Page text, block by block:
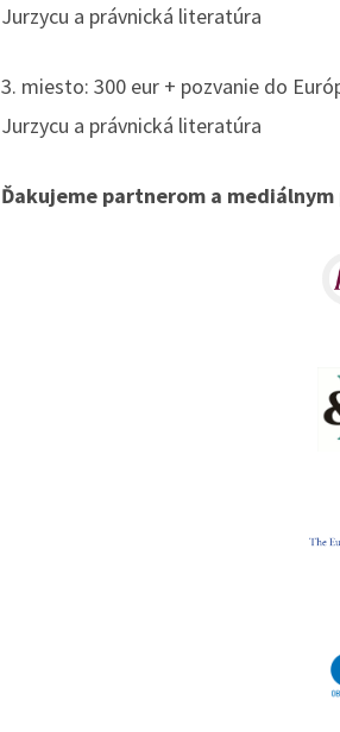
Jurzycu a právnická literatúra
3. miesto: 300 eur + pozvanie do
Jurzycu a právnická literatúra
Ďakujeme partnerom a